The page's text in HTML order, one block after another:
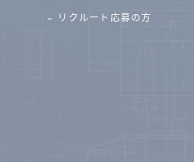
リクルート応募の方